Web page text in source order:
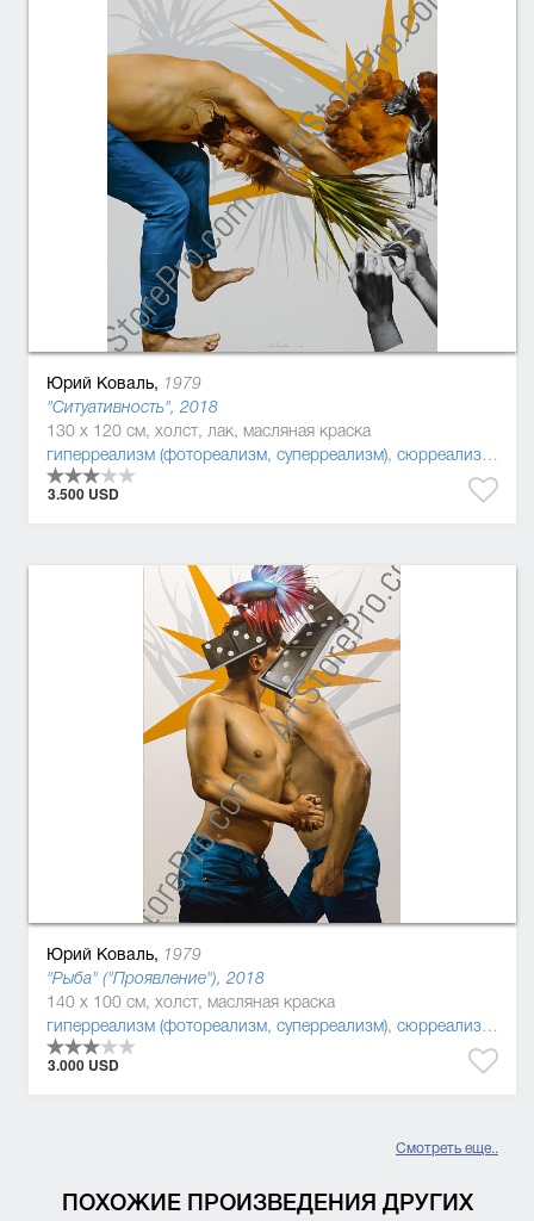
Юрий Коваль, 1979
"Ситуативность", 2018
130 x 120 см, холст, лак, масляная краска
гиперреализм (фотореализм, суперреализм), сюрреализм ,
3.500 USD
Юрий Коваль, 1979
"Рыба" ("Проявление"), 2018
140 x 100 см, холст, масляная краска
гиперреализм (фотореализм, суперреализм), сюрреализм ,
3.000 USD
Смотреть еще..
ПОХОЖИЕ ПРОИЗВЕДЕНИЯ ДРУГИХ